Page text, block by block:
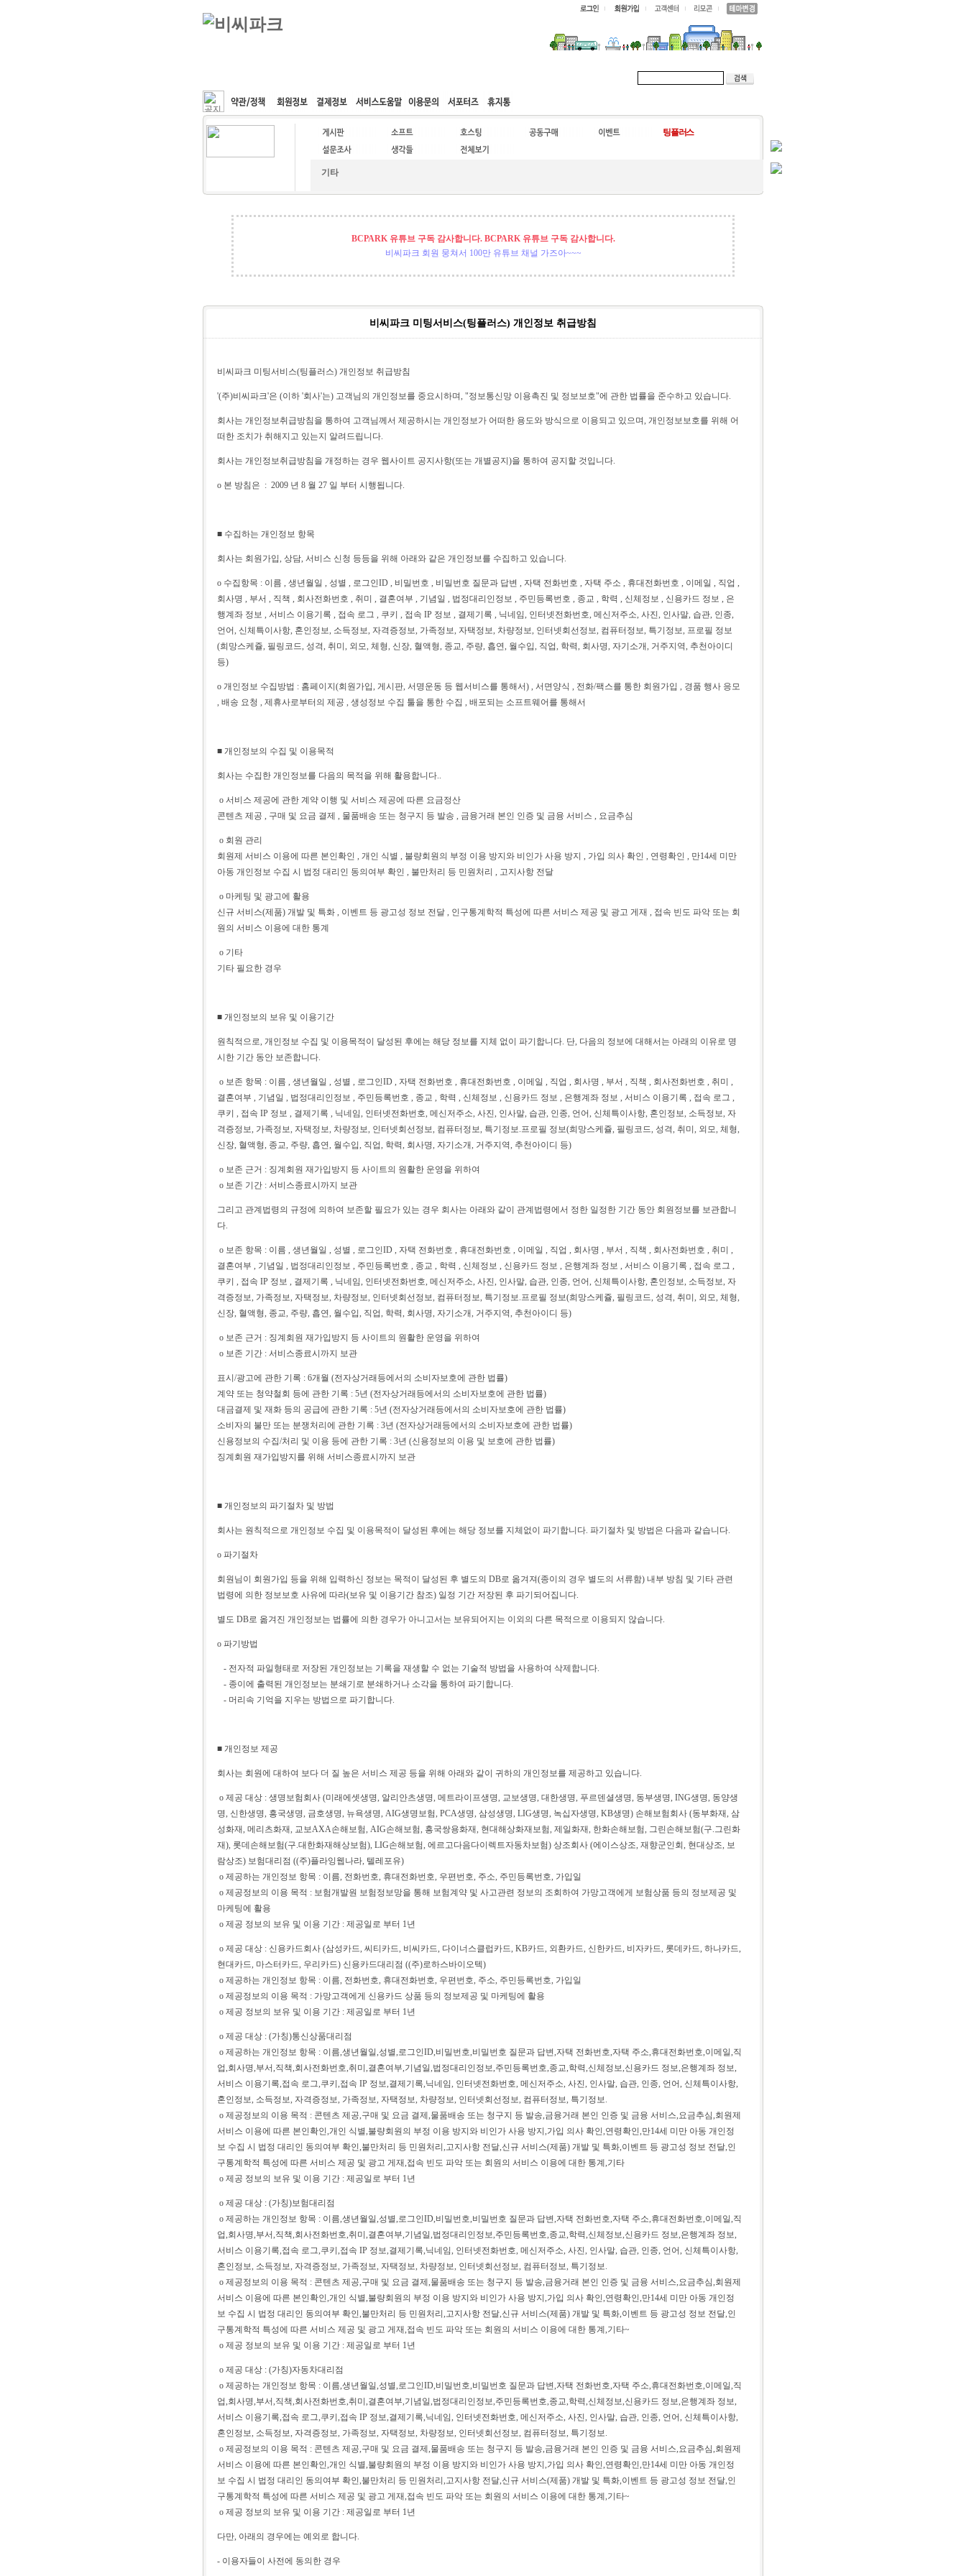
커뮤니티 속도패치 웹호스팅 공동구매 고객센터
기타
BCPARK 유튜브 구독 감사합니다. BCPARK 유튜브 구독 감사합니다.
비씨파크 회원 뭉쳐서 100만 유튜브 채널 가즈아~~~
비씨파크 미팅서비스(팅플러스) 개인정보 취급방침
비씨파크 미팅서비스(팅플러스) 개인정보 취급방침
'(주)비씨파크'은 (이하 '회사'는) 고객님의 개인정보를 중요시하며, "정보통신망 이용촉진 및 정보보호"에 관한 법률을 준수하고 있습니다.
회사는 개인정보취급방침을 통하여 고객님께서 제공하시는 개인정보가 어떠한 용도와 방식으로 이용되고 있으며, 개인정보보호를 위해 어
떠한 조치가 취해지고 있는지 알려드립니다.
회사는 개인정보취급방침을 개정하는 경우 웹사이트 공지사항(또는 개별공지)을 통하여 공지할 것입니다.
ο 본 방침은 : 2009 년 8 월 27 일 부터 시행됩니다.
■ 수집하는 개인정보 항목
회사는 회원가입, 상담, 서비스 신청 등등을 위해 아래와 같은 개인정보를 수집하고 있습니다.
ο 수집항목 : 이름 , 생년월일 , 성별 , 로그인ID , 비밀번호 , 비밀번호 질문과 답변 , 자택 전화번호 , 자택 주소 , 휴대전화번호 , 이메일 , 직업 ,
회사명 , 부서 , 직책 , 회사전화번호 , 취미 , 결혼여부 , 기념일 , 법정대리인정보 , 주민등록번호 , 종교 , 학력 , 신체정보 , 신용카드 정보 , 은
행계좌 정보 , 서비스 이용기록 , 접속 로그 , 쿠키 , 접속 IP 정보 , 결제기록 , 닉네임, 인터넷전화번호, 메신저주소, 사진, 인사말, 습관, 인종,
언어, 신체특이사항, 혼인정보, 소득정보, 자격증정보, 가족정보, 자택정보, 차량정보, 인터넷회선정보, 컴퓨터정보, 특기정보, 프로필 정보
(희망스케쥴, 필링코드, 성격, 취미, 외모, 체형, 신장, 혈액형, 종교, 주량, 흡연, 월수입, 직업, 학력, 회사명, 자기소개, 거주지역, 추천아이디
등)
ο 개인정보 수집방법 : 홈페이지(회원가입, 게시판, 서명운동 등 웹서비스를 통해서) , 서면양식 , 전화/팩스를 통한 회원가입 , 경품 행사 응모
, 배송 요청 , 제휴사로부터의 제공 , 생성정보 수집 툴을 통한 수집 , 배포되는 소프트웨어를 통해서
■ 개인정보의 수집 및 이용목적
회사는 수집한 개인정보를 다음의 목적을 위해 활용합니다..
ο 서비스 제공에 관한 계약 이행 및 서비스 제공에 따른 요금정산
콘텐츠 제공 , 구매 및 요금 결제 , 물품배송 또는 청구지 등 발송 , 금융거래 본인 인증 및 금융 서비스 , 요금추심
ο 회원 관리
회원제 서비스 이용에 따른 본인확인 , 개인 식별 , 불량회원의 부정 이용 방지와 비인가 사용 방지 , 가입 의사 확인 , 연령확인 , 만14세 미만
아동 개인정보 수집 시 법정 대리인 동의여부 확인 , 불만처리 등 민원처리 , 고지사항 전달
ο 마케팅 및 광고에 활용
신규 서비스(제품) 개발 및 특화 , 이벤트 등 광고성 정보 전달 , 인구통계학적 특성에 따른 서비스 제공 및 광고 게재 , 접속 빈도 파악 또는 회
원의 서비스 이용에 대한 통계
ο 기타
기타 필요한 경우
■ 개인정보의 보유 및 이용기간
원칙적으로, 개인정보 수집 및 이용목적이 달성된 후에는 해당 정보를 지체 없이 파기합니다. 단, 다음의 정보에 대해서는 아래의 이유로 명
시한 기간 동안 보존합니다.
ο 보존 항목 : 이름 , 생년월일 , 성별 , 로그인ID , 자택 전화번호 , 휴대전화번호 , 이메일 , 직업 , 회사명 , 부서 , 직책 , 회사전화번호 , 취미 ,
결혼여부 , 기념일 , 법정대리인정보 , 주민등록번호 , 종교 , 학력 , 신체정보 , 신용카드 정보 , 은행계좌 정보 , 서비스 이용기록 , 접속 로그 ,
쿠키 , 접속 IP 정보 , 결제기록 , 닉네임, 인터넷전화번호, 메신저주소, 사진, 인사말, 습관, 인종, 언어, 신체특이사항, 혼인정보, 소득정보, 자
격증정보, 가족정보, 자택정보, 차량정보, 인터넷회선정보, 컴퓨터정보, 특기정보.프로필 정보(희망스케쥴, 필링코드, 성격, 취미, 외모, 체형,
신장, 혈액형, 종교, 주량, 흡연, 월수입, 직업, 학력, 회사명, 자기소개, 거주지역, 추천아이디 등)
ο 보존 근거 : 징계회원 재가입방지 등 사이트의 원활한 운영을 위하여
ο 보존 기간 : 서비스종료시까지 보관
그리고 관계법령의 규정에 의하여 보존할 필요가 있는 경우 회사는 아래와 같이 관계법령에서 정한 일정한 기간 동안 회원정보를 보관합니
다.
ο 보존 항목 : 이름 , 생년월일 , 성별 , 로그인ID , 자택 전화번호 , 휴대전화번호 , 이메일 , 직업 , 회사명 , 부서 , 직책 , 회사전화번호 , 취미 ,
결혼여부 , 기념일 , 법정대리인정보 , 주민등록번호 , 종교 , 학력 , 신체정보 , 신용카드 정보 , 은행계좌 정보 , 서비스 이용기록 , 접속 로그 ,
쿠키 , 접속 IP 정보 , 결제기록 , 닉네임, 인터넷전화번호, 메신저주소, 사진, 인사말, 습관, 인종, 언어, 신체특이사항, 혼인정보, 소득정보, 자
격증정보, 가족정보, 자택정보, 차량정보, 인터넷회선정보, 컴퓨터정보, 특기정보.프로필 정보(희망스케쥴, 필링코드, 성격, 취미, 외모, 체형,
신장, 혈액형, 종교, 주량, 흡연, 월수입, 직업, 학력, 회사명, 자기소개, 거주지역, 추천아이디 등)
ο 보존 근거 : 징계회원 재가입방지 등 사이트의 원활한 운영을 위하여
ο 보존 기간 : 서비스종료시까지 보관
표시/광고에 관한 기록 : 6개월 (전자상거래등에서의 소비자보호에 관한 법률)
계약 또는 청약철회 등에 관한 기록 : 5년 (전자상거래등에서의 소비자보호에 관한 법률)
대금결제 및 재화 등의 공급에 관한 기록 : 5년 (전자상거래등에서의 소비자보호에 관한 법률)
소비자의 불만 또는 분쟁처리에 관한 기록 : 3년 (전자상거래등에서의 소비자보호에 관한 법률)
신용정보의 수집/처리 및 이용 등에 관한 기록 : 3년 (신용정보의 이용 및 보호에 관한 법률)
징계회원 재가입방지를 위해 서비스종료시까지 보관
■ 개인정보의 파기절차 및 방법
회사는 원칙적으로 개인정보 수집 및 이용목적이 달성된 후에는 해당 정보를 지체없이 파기합니다. 파기절차 및 방법은 다음과 같습니다.
ο 파기절차
회원님이 회원가입 등을 위해 입력하신 정보는 목적이 달성된 후 별도의 DB로 옮겨져(종이의 경우 별도의 서류함) 내부 방침 및 기타 관련
법령에 의한 정보보호 사유에 따라(보유 및 이용기간 참조) 일정 기간 저장된 후 파기되어집니다.
별도 DB로 옮겨진 개인정보는 법률에 의한 경우가 아니고서는 보유되어지는 이외의 다른 목적으로 이용되지 않습니다.
ο 파기방법
- 전자적 파일형태로 저장된 개인정보는 기록을 재생할 수 없는 기술적 방법을 사용하여 삭제합니다.
- 종이에 출력된 개인정보는 분쇄기로 분쇄하거나 소각을 통하여 파기합니다.
- 머리속 기억을 지우는 방법으로 파기합니다.
■ 개인정보 제공
회사는 회원에 대하여 보다 더 질 높은 서비스 제공 등을 위해 아래와 같이 귀하의 개인정보를 제공하고 있습니다.
ο 제공 대상 : 생명보험회사 (미래에셋생명, 알리안츠생명, 메트라이프생명, 교보생명, 대한생명, 푸르덴셜생명, 동부생명, ING생명, 동양생
명, 신한생명, 흥국생명, 금호생명, 뉴욕생명, AIG생명보험, PCA생명, 삼성생명, LIG생명, 녹십자생명, KB생명) 손해보험회사 (동부화재, 삼
성화재, 메리츠화재, 교보AXA손해보험, AIG손해보험, 흥국쌍용화재, 현대해상화재보험, 제일화재, 한화손해보험, 그린손해보험(구.그린화
재), 롯데손해보험(구.대한화재해상보험), LIG손해보험, 에르고다음다이렉트자동차보험) 상조회사 (에이스상조, 재향군인회, 현대상조, 보
람상조) 보험대리점 ((주)플라잉웹나라, 텔레포유)
ο 제공하는 개인정보 항목 : 이름, 전화번호, 휴대전화번호, 우편번호, 주소, 주민등록번호, 가입일
ο 제공정보의 이용 목적 : 보험개발원 보험정보망을 통해 보험계약 및 사고관련 정보의 조회하여 가망고객에게 보험상품 등의 정보제공 및
마케팅에 활용
ο 제공 정보의 보유 및 이용 기간 : 제공일로 부터 1년
ο 제공 대상 : 신용카드회사 (삼성카드, 씨티카드, 비씨카드, 다이너스클럽카드, KB카드, 외환카드, 신한카드, 비자카드, 롯데카드, 하나카드,
현대카드, 마스터카드, 우리카드) 신용카드대리점 ((주)로하스바이오텍)
ο 제공하는 개인정보 항목 : 이름, 전화번호, 휴대전화번호, 우편번호, 주소, 주민등록번호, 가입일
ο 제공정보의 이용 목적 : 가망고객에게 신용카드 상품 등의 정보제공 및 마케팅에 활용
ο 제공 정보의 보유 및 이용 기간 : 제공일로 부터 1년
ο 제공 대상 : (가칭)통신상품대리점
ο 제공하는 개인정보 항목 : 이름,생년월일,성별,로그인ID,비밀번호,비밀번호 질문과 답변,자택 전화번호,자택 주소,휴대전화번호,이메일,직
업,회사명,부서,직책,회사전화번호,취미,결혼여부,기념일,법정대리인정보,주민등록번호,종교,학력,신체정보,신용카드 정보,은행계좌 정보,
서비스 이용기록,접속 로그,쿠키,접속 IP 정보,결제기록,닉네임, 인터넷전화번호, 메신저주소, 사진, 인사말, 습관, 인종, 언어, 신체특이사항,
혼인정보, 소득정보, 자격증정보, 가족정보, 자택정보, 차량정보, 인터넷회선정보, 컴퓨터정보, 특기정보.
ο 제공정보의 이용 목적 : 콘텐츠 제공,구매 및 요금 결제,물품배송 또는 청구지 등 발송,금융거래 본인 인증 및 금융 서비스,요금추심,회원제
서비스 이용에 따른 본인확인,개인 식별,불량회원의 부정 이용 방지와 비인가 사용 방지,가입 의사 확인,연령확인,만14세 미만 아동 개인정
보 수집 시 법정 대리인 동의여부 확인,불만처리 등 민원처리,고지사항 전달,신규 서비스(제품) 개발 및 특화,이벤트 등 광고성 정보 전달,인
구통계학적 특성에 따른 서비스 제공 및 광고 게재,접속 빈도 파악 또는 회원의 서비스 이용에 대한 통계,기타
ο 제공 정보의 보유 및 이용 기간 : 제공일로 부터 1년
ο 제공 대상 : (가칭)보험대리점
ο 제공하는 개인정보 항목 : 이름,생년월일,성별,로그인ID,비밀번호,비밀번호 질문과 답변,자택 전화번호,자택 주소,휴대전화번호,이메일,직
업,회사명,부서,직책,회사전화번호,취미,결혼여부,기념일,법정대리인정보,주민등록번호,종교,학력,신체정보,신용카드 정보,은행계좌 정보,
서비스 이용기록,접속 로그,쿠키,접속 IP 정보,결제기록,닉네임, 인터넷전화번호, 메신저주소, 사진, 인사말, 습관, 인종, 언어, 신체특이사항,
혼인정보, 소득정보, 자격증정보, 가족정보, 자택정보, 차량정보, 인터넷회선정보, 컴퓨터정보, 특기정보.
ο 제공정보의 이용 목적 : 콘텐츠 제공,구매 및 요금 결제,물품배송 또는 청구지 등 발송,금융거래 본인 인증 및 금융 서비스,요금추심,회원제
서비스 이용에 따른 본인확인,개인 식별,불량회원의 부정 이용 방지와 비인가 사용 방지,가입 의사 확인,연령확인,만14세 미만 아동 개인정
보 수집 시 법정 대리인 동의여부 확인,불만처리 등 민원처리,고지사항 전달,신규 서비스(제품) 개발 및 특화,이벤트 등 광고성 정보 전달,인
구통계학적 특성에 따른 서비스 제공 및 광고 게재,접속 빈도 파악 또는 회원의 서비스 이용에 대한 통계,기타~
ο 제공 정보의 보유 및 이용 기간 : 제공일로 부터 1년
ο 제공 대상 : (가칭)자동차대리점
ο 제공하는 개인정보 항목 : 이름,생년월일,성별,로그인ID,비밀번호,비밀번호 질문과 답변,자택 전화번호,자택 주소,휴대전화번호,이메일,직
업,회사명,부서,직책,회사전화번호,취미,결혼여부,기념일,법정대리인정보,주민등록번호,종교,학력,신체정보,신용카드 정보,은행계좌 정보,
서비스 이용기록,접속 로그,쿠키,접속 IP 정보,결제기록,닉네임, 인터넷전화번호, 메신저주소, 사진, 인사말, 습관, 인종, 언어, 신체특이사항,
혼인정보, 소득정보, 자격증정보, 가족정보, 자택정보, 차량정보, 인터넷회선정보, 컴퓨터정보, 특기정보.
ο 제공정보의 이용 목적 : 콘텐츠 제공,구매 및 요금 결제,물품배송 또는 청구지 등 발송,금융거래 본인 인증 및 금융 서비스,요금추심,회원제
서비스 이용에 따른 본인확인,개인 식별,불량회원의 부정 이용 방지와 비인가 사용 방지,가입 의사 확인,연령확인,만14세 미만 아동 개인정
보 수집 시 법정 대리인 동의여부 확인,불만처리 등 민원처리,고지사항 전달,신규 서비스(제품) 개발 및 특화,이벤트 등 광고성 정보 전달,인
구통계학적 특성에 따른 서비스 제공 및 광고 게재,접속 빈도 파악 또는 회원의 서비스 이용에 대한 통계,기타~
ο 제공 정보의 보유 및 이용 기간 : 제공일로 부터 1년
다만, 아래의 경우에는 예외로 합니다.
- 이용자들이 사전에 동의한 경우